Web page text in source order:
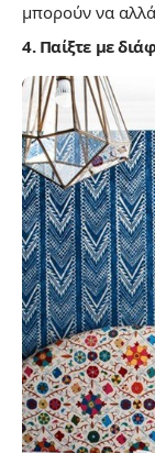
μπορούν να
4. Παίξτε με